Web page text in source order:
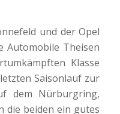
und der Opel
Automobile Theisen
Klasse
Saisonlauf zur
dem Nürburgring,
die beiden ein gutes